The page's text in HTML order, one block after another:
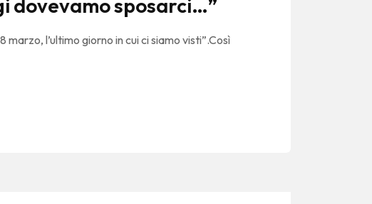
dovevamo sposarci…”
l’ultimo giorno in cui ci siamo visti”.Così